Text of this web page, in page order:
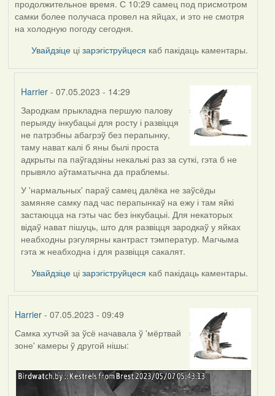
продолжительное время. С 10:29 самец под присмотром
самки более получаса провел на яйцах, и это не смотря
на холодную погоду сегодня.
Увайдзіце цізарэгіструйцеся каб пакідаць каментары.
Harrier - 07.05.2023 - 14:29
In
reply
to
by
ZNR
Зародкам прыкладна першую палову
перыяду інкубацыі для росту і развіцця
не патрэбны абагрэў без перапынку,
таму нават калі б яны былі проста
адкрыты па паўгадзіны некалькі раз за суткі, гэта б не
прывяло аўтаматычна да праблемы.
У 'нармальных' параў самец далёка не заўсёды
замяняе самку пад час перапынкаў на ежу і там яйкі
застаюцца на гэты час без інкубацыі. Для некаторых
відаў нават пішуць, што для развіцця зародкаў у яйках
неабходны рэгулярны кантраст тэмператур. Магчыма
гэта ж неабходна і для развіцця сакалят.
Увайдзіце цізарэгіструйцеся каб пакідаць каментары.
Harrier- 07.05.2023 - 09:49
Самка хутчэй за ўсё начавала ў 'мёртвай
зоне' камеры ў другой нішы: